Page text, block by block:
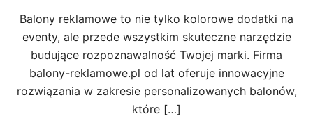
Balony reklamowe to nie tylko kolorowe dodatki na
eventy, ale przede wszystkim skuteczne narzędzie
budujące rozpoznawalność Twojej marki. Firma
balony-reklamowe.pl od lat oferuje innowacyjne
rozwiązania w zakresie personalizowanych balonów,
które […]